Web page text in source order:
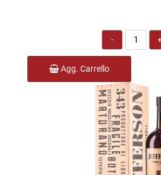
Quantità
Agg. Carrello